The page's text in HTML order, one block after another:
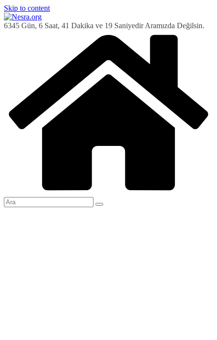
Skip to content
6345 Gün, 6 Saat, 41 Dakika ve 20 Saniyedir Aramızda Değilsin.